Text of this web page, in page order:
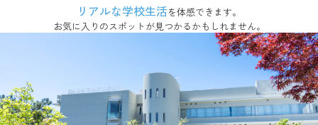
リアルな学校生活を体感できます。
お気に入りのスポットが見つかるかもしれません。